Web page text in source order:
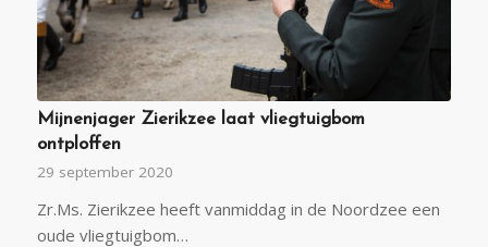
Mijnenjager Zierikzee laat vliegtuigbom
ontploffen
29 september 2020
Zr.Ms. Zierikzee heeft vanmiddag in de Noordzee een
oude vliegtuigbom…